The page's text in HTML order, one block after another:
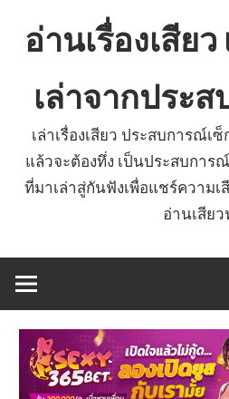
อ่านเรื่องเสียว
เล่าจากประ
เล่าเรื่องเสียว ประสบการณ์เ
แล้วจะต้องทึ่ง เป็นประสบการ
ที่มาเล่าสู่กันฟังเพื่อแชร์ความ
อ่านเสียว